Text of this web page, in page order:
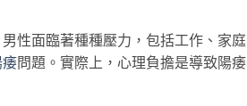
性面臨著種種壓力，包括工作、家
痿問題。實際上，心理負擔是導致陽